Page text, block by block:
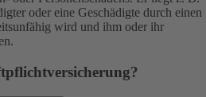
oder eine Geschädigte durch einen
wird und ihm oder ihr